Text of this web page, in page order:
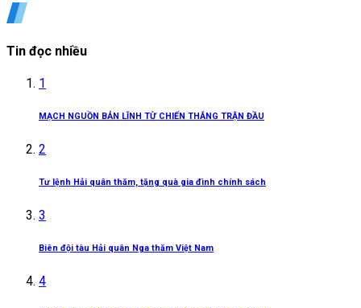
Tin đọc nhiều
1
MẠCH NGUỒN BẢN LĨNH TỪ CHIẾN THẮNG TRẬN ĐẦU
2
Tư lệnh Hải quân thăm, tặng quà gia đình chính sách
3
Biên đội tàu Hải quân Nga thăm Việt Nam
4